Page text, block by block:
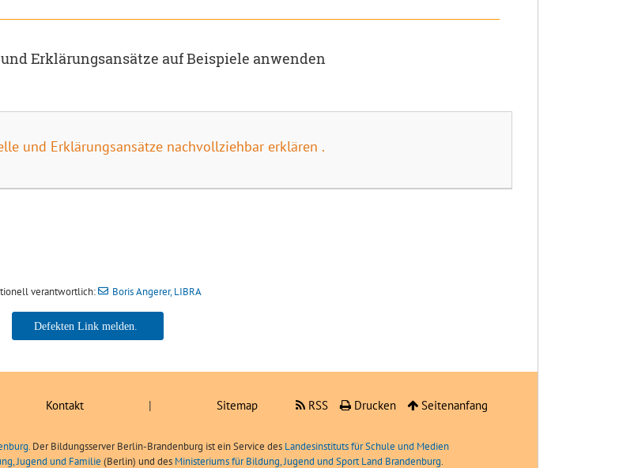
Erklärungsansätze auf Beispiele anwenden
und Erklärungsansätze nachvollziehbar erklären .
verantwortlich: Boris Angerer, LIBRA
Boris Angerer, LIBRA
Kontakt | Sitemap RSS Drucken Seitenanfang
Der Bildungsserver Berlin-Brandenburg ist ein Service des Landesinstituts für Schule und Medien
Jugend und Familie (Berlin) und des Ministeriums für Bildung, Jugend und Sport Land Brandenburg.